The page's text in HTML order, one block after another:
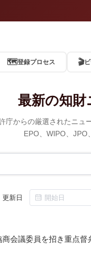
🗺️登録プロセス 🎬
最新の知財
庁からの厳選されたニ
EPO、WIPO、JPO
更新日
会議委員を招き重点督